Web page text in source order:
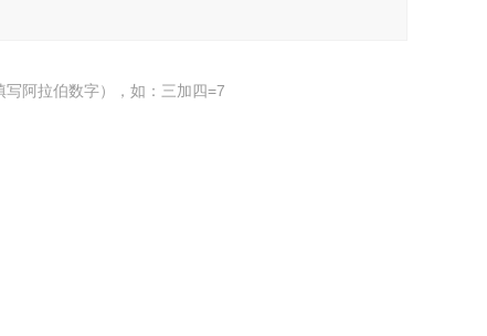
写阿拉伯数字），如：三加四=7